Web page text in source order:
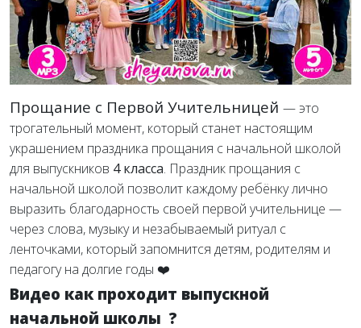
Прощание с Первой Учительницей — это
трогательный момент, который станет настоящим
украшением праздника прощания с начальной школой
для выпускников 4 класса. Праздник прощания с
начальной школой позволит каждому ребёнку лично
выразить благодарность своей первой учительнице —
через слова, музыку и незабываемый ритуал с
ленточками, который запомнится детям, родителям и
педагогу на долгие годы ❤️
Видео как проходит выпускной
начальной школы ?